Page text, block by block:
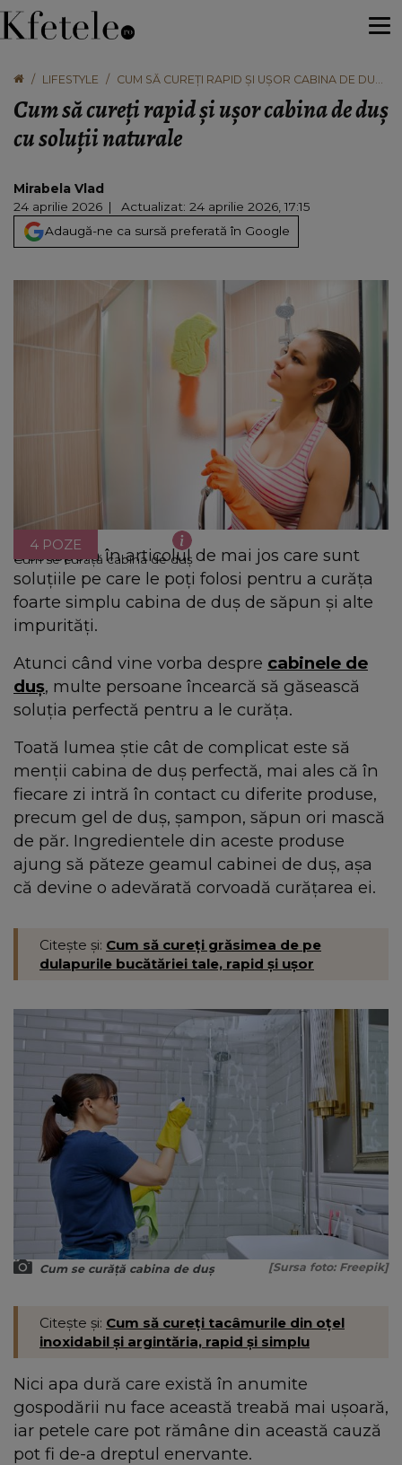
LIFESTYLE
CUM SĂ CUREȚI RAPID ȘI UȘOR CABINA DE DUȘ
Cum să cureți rapid și ușor cabina de duș
cu soluții naturale
Mirabela Vlad
24 aprilie 2026
Actualizat: 24 aprilie 2026, 17:15
Adaugă-ne ca sursă preferată în Google
Cum se curăță cabina de duș
4 POZE
Descoperă în articolul de mai jos care sunt
soluțiile pe care le poți folosi pentru a curăța
foarte simplu cabina de duș de săpun și alte
impurități.
Atunci când vine vorba despre cabinele de
duș, multe persoane încearcă să găsească
soluția perfectă pentru a le curăța.
Toată lumea știe cât de complicat este să
menții cabina de duș perfectă, mai ales că în
fiecare zi intră în contact cu diferite produse,
precum gel de duș, șampon, săpun ori mască
de păr. Ingredientele din aceste produse
ajung să păteze geamul cabinei de duș, așa
că devine o adevărată corvoadă curățarea ei.
Citește și: Cum să cureți grăsimea de pe
dulapurile bucătăriei tale, rapid și ușor
Cum se curăță cabina de duș [Sursa foto: Freepik]
Citește și: Cum să cureți tacâmurile din oțel
inoxidabil și argintăria, rapid și simplu
Nici apa dură care există în anumite
gospodării nu face această treabă mai ușoară,
iar petele care pot rămâne din această cauză
pot fi de-a dreptul enervante.